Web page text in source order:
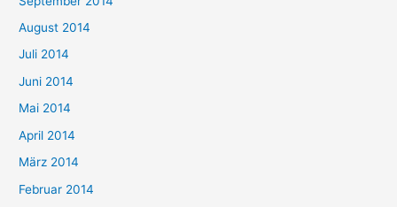
August 2014
Juli 2014
Juni 2014
Mai 2014
April 2014
März 2014
Februar 2014